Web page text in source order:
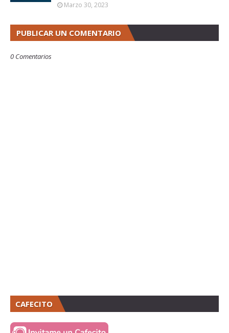
Marzo 30, 2023
PUBLICAR UN COMENTARIO
0 Comentarios
CAFECITO